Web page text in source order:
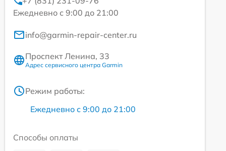
Ежедневно с 9:00 до 21:00
info@garmin-repair-center.ru
Проспект Ленина, 33
Адрес сервисного центра Garmin
Режим работы:
Ежедневно с 9:00 до 21:00
Способы оплаты